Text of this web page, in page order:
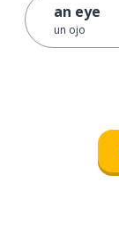
an eye
un ojo